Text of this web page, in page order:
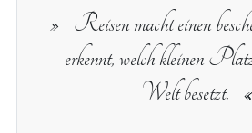
Reisen macht einen
erkennt, welch kleinen
Welt besetzt.